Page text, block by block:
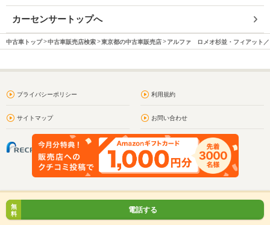
カーセンサートップへ
中古車トップ 中古車販売店検索 東京都の中古車販売店 アルファ ロメオ杉並・フィアット
プライバシーポリシー 利用規約
サイトマップ お問い合わせ
無
料
電話する